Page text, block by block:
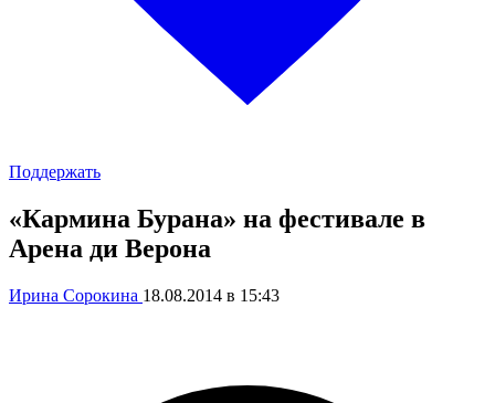
Поддержать
«Кармина Бурана» на фестивале в
Арена ди Верона
Ирина Сорокина 18.08.2014 в 15:43